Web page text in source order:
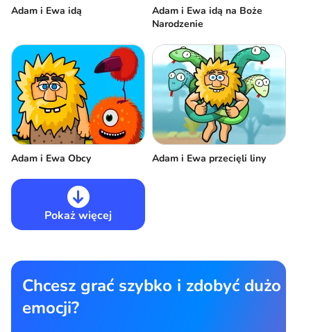
Adam i Ewa idą
Adam i Ewa idą na Boże
Narodzenie
Adam i Ewa Obcy Adam i Ewa przecięli liny
Pokaż więcej
Chcesz grać szybko i zdobyć dużo
emocji?